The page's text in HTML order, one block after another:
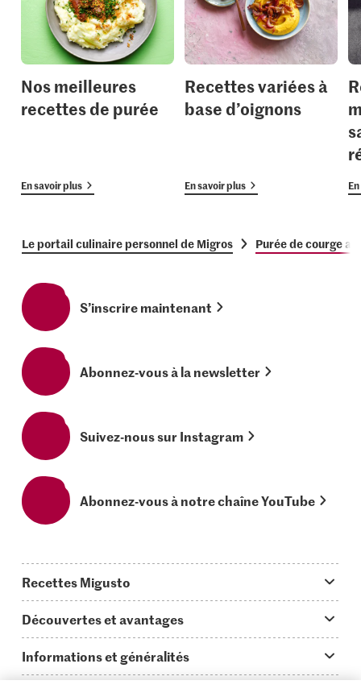
Nos meilleures
recettes de purée
En savoir plus
Recettes variées à
base d’oignons
En savoir plus
Le portail culinaire personnel de Migros Purée de courge
S’inscrire maintenant
Abonnez-vous à la newsletter
Suivez-nous sur Instagram
Abonnez-vous à notre chaîne YouTube
Recettes Migusto
Idées de menus
Plats principaux
Découvertes et avantages
On en parle...
Informations et généralités
Questions concernant Migusto